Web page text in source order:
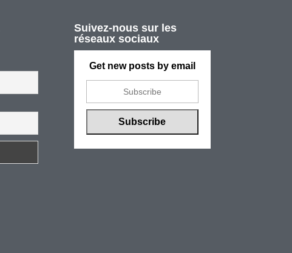
Suivez-nous sur les
réseaux sociaux
Get new posts by email